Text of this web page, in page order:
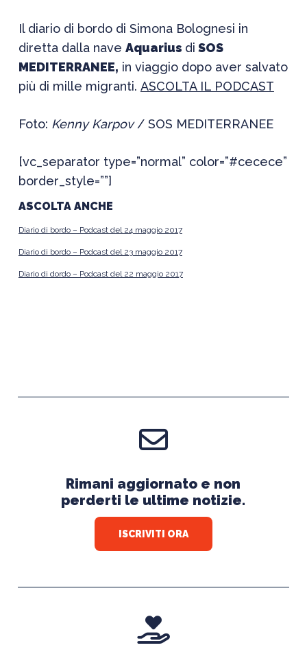
Il diario di bordo di Simona Bolognesi in
diretta dalla nave Aquarius di SOS
MEDITERRANEE, in viaggio dopo aver salvato
più di mille migranti. ASCOLTA IL PODCAST
Foto: Kenny Karpov/ SOS MEDITERRANEE
[vc_separator type=”normal” color=”#cecece”
border_style=””]
ASCOLTA ANCHE
Diario di bordo – Podcast del 24 maggio 2017
Diario di bordo – Podcast del 23 maggio 2017
Diario di dordo – Podcast del 22 maggio 2017
Rimani aggiornato e non
perderti le ultime notizie.
ISCRIVITI ORA